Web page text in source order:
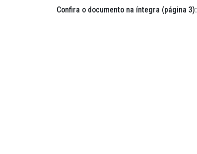
Confira o documento na íntegra (página 3):